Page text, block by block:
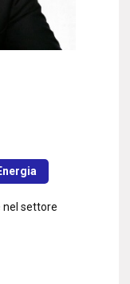
nel settore